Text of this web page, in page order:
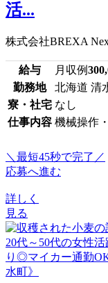
活...
株式会社BREXA
給与 月収例
勤務地
北海道 清
寮・社宅 なし
仕事内容 機械操作
＼最短45秒で完了／
応募へ進む
詳しく
見る